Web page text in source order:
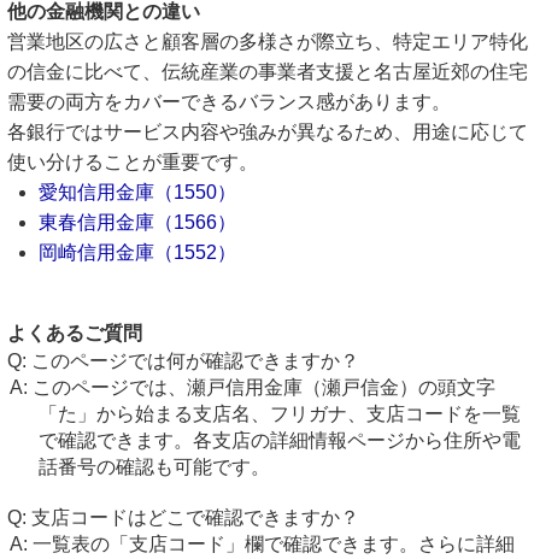
他の金融機関との違い
営業地区の広さと顧客層の多様さが際立ち、特定エリア特化
の信金に比べて、伝統産業の事業者支援と名古屋近郊の住宅
需要の両方をカバーできるバランス感があります。
各銀行ではサービス内容や強みが異なるため、用途に応じて
使い分けることが重要です。
愛知信用金庫（1550）
東春信用金庫（1566）
岡崎信用金庫（1552）
よくあるご質問
このページでは何が確認できますか？
このページでは、瀬戸信用金庫（瀬戸信金）の頭文字
「た」から始まる支店名、フリガナ、支店コードを一覧
で確認できます。各支店の詳細情報ページから住所や電
話番号の確認も可能です。
支店コードはどこで確認できますか？
一覧表の「支店コード」欄で確認できます。さらに詳細